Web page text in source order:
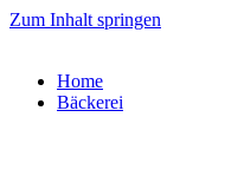
Zum Inhalt springen
Home
Bäckerei